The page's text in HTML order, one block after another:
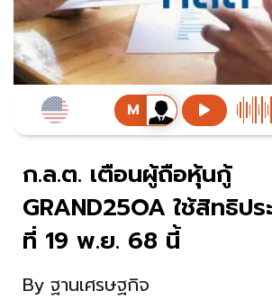
ก.ล.ต. เตือนผู้ถือหุ้นกู้
GRAND25OA ใช้สิทธิป
ที่ 19 พ.ย. 68 นี้
By ฐานเศรษฐกิจ